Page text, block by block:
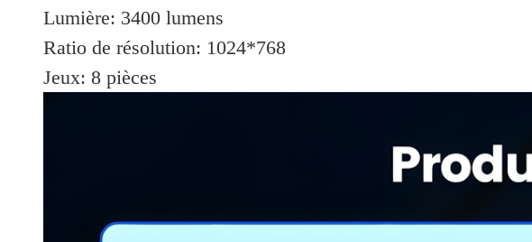
Lumière: 3400 lumens
Ratio de résolution: 1024*768
Jeux: 8 pièces